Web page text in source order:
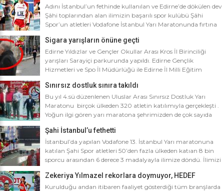
Adını İstanbul’un fethinde kullanılan ve Edirne’de dökülen dev
Şâhi toplarından alan ilimizin başarılı spor kulübü Şâhi
Spor’un atletleri Vodafone İstanbul Yarı Maratonunda fırtına
Vodafone İstanbul Yarı Maratonu’na ilimizden Şâhi Spor 5
sporcusuyla katıldı. Vodafone İstanbul Yarı Maratonu 10 bin
metre yarışına toplamda 4 bin […]
Sigara yarışların önüne geçti
Edirne Yıldızlar ve Gençler Okullar Arası Kros İl Birinciliği
yarışları Sarayiçi parkurunda yapıldı. Edirne Gençlik
Hizmetleri ve Spo İl Müdürlüğü ile Edirne İl Milli Eğitim
Birinciliği yarışları Sarayiçi parkurunda yapıldı. Oldukça soğuk
ve yağmurlu bir havada düzenlenen yarışlara katılımın
yoğun olması atletizm adına sevindirici bulunurken Atletizm
Federasyonu İl […]
Sınırsız dostluk sınıra takıldı
Bu yıl 4.sü düzenlenen Uluslar Arası Sınırsız Dostluk Yarı
Maratonu birçok ülkeden 320 atletin katılımıyla gerçekleşti .
Yoğun ilgi gören yarı maratona şehrimizden de çok sayıda
Ali Soydan tarafından yeni kurulmasına rağmen bir çok
branşta başarıdan başarıya koşan Edirne Al Kan Spor Kulübü
de […]
Şahi İstanbul’u fethetti
İstanbul’da yapılan Vodafone 13. İstanbul Yarı maratonuna
katılan Şahi Spor atletleri 50’den fazla ülkeden katıan 8 bin
sporcu arasından 6 derece 3 madalyayla ilimize döndü. İlimizi
spor, başarılarına bir yensini ekledi. İstanbul’da yapılan ve
50’yi aşkın ülkeden 8 bin sporcunun katıldığı Vodafone 13.
Zekeriya Yılmazel rekorlara doymuyor, HEDEF
OLİMPİYAT ŞAMPİYONLUĞU
Kurulduğu andan itibaren faaliyet gösterdiği tüm branşlarda